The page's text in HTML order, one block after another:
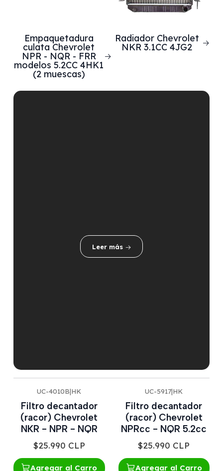
Empaquetadura
culata Chevrolet
NPR - NQR - FRR
modelos 5.2CC 4HK1
(2 muescas)
Radiador Chevrolet
NKR 3.1CC 4JG2
Leer más
UC-4010B|HK
Filtro decantador
(racor) Chevrolet
NKR - NPR - NQR
$25.990 CLP
Agregar al Carro
UC-5917|HK
Filtro decantador
(racor) Chevrolet
NPRcc - NQR 5.2cc
$25.990 CLP
Agregar al Carro